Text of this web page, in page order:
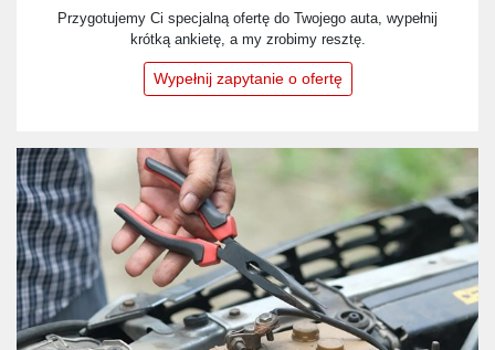
Przygotujemy Ci specjalną ofertę do Twojego auta, wypełnij
krótką ankietę, a my zrobimy resztę.
Wypełnij zapytanie o ofertę